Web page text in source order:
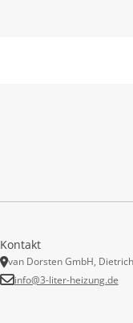
Kontakt
van Dorsten GmbH,
info@3-liter-heizung.de